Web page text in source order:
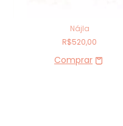
Nájla
R$520,00